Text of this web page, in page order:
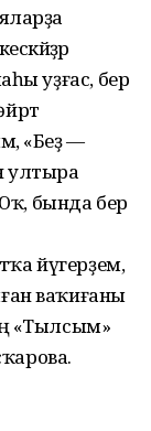
уҙғас, бер
«Беҙ —
ултыра
бында бер
йүгерҙем,
ваҡиғаны
«Тылсым»